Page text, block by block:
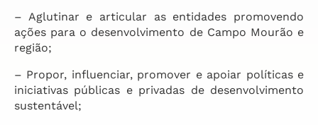
– Aglutinar e articular as entidades promovendo
ações para o desenvolvimento de Campo Mourão e
região;
– Propor, influenciar, promover e apoiar políticas e
iniciativas públicas e privadas de desenvolvimento
sustentável;